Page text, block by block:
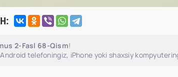
2-Fasl 68-Qism!
telefoningiz, iPhone yoki shaxsiy